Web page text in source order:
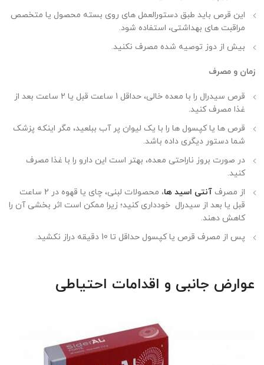
این قرص باید طبق دستورالعمل‌ های روی بسته محصول یا متخصص
مراقبت های بهداشتی، استفاده شود.
بیش از دوز توصیه شده مصرف نکنید.
زمان و مصرف
قرص سیدرال را با معده خالی، حداقل 1 ساعت قبل یا 2 ساعت بعد از
غذا مصرف کنید.
قرص ها یا کپسول ها را با یک لیوان پر آب ببلعید، مگر اینکه پزشک
شما دستور دیگری داده باشد.
در صورت بروز ناراحتی معده، بهتر است این دارو را با غذا مصرف
کنید.
از مصرف آنتی اسید ها
، محصولات لبنی، چای یا قهوه در 2 ساعت
قبل یا بعد از سیدرال خودداری کنید؛ زیرا ممکن است اثر بخشی آن را
کاهش دهند.
پس از مصرف قرص یا کپسول حداقل تا 10 دقیقه دراز نکشید.
عوارض جانبی و اقدامات احتیاطی